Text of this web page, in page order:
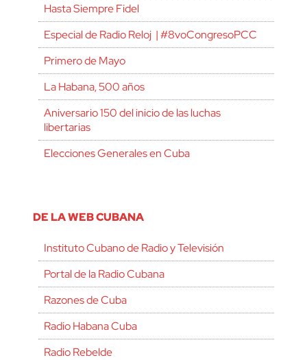
Hasta Siempre Fidel
Especial de Radio Reloj | #8voCongresoPCC
Primero de Mayo
La Habana, 500 años
Aniversario 150 del inicio de las luchas
libertarias
Elecciones Generales en Cuba
DE LA WEB CUBANA
Instituto Cubano de Radio y Televisión
Portal de la Radio Cubana
Razones de Cuba
Radio Habana Cuba
Radio Rebelde